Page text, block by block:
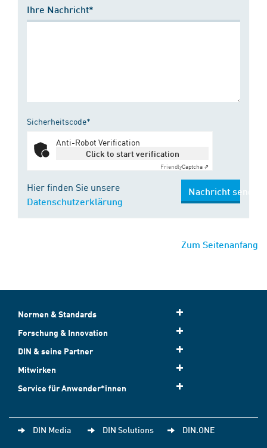
Ihre Nachricht*
Sicherheitscode*
Anti-Robot Verification
Click to start verification
FriendlyCaptcha ⇗
Hier finden Sie unsere
Datenschutzerklärung
Nachricht senden
Zum Seitenanfang
Normen & Standards
Forschung & Innovation
DIN & seine Partner
Mitwirken
Service für Anwender*innen
DIN Media DIN Solutions DIN.ONE